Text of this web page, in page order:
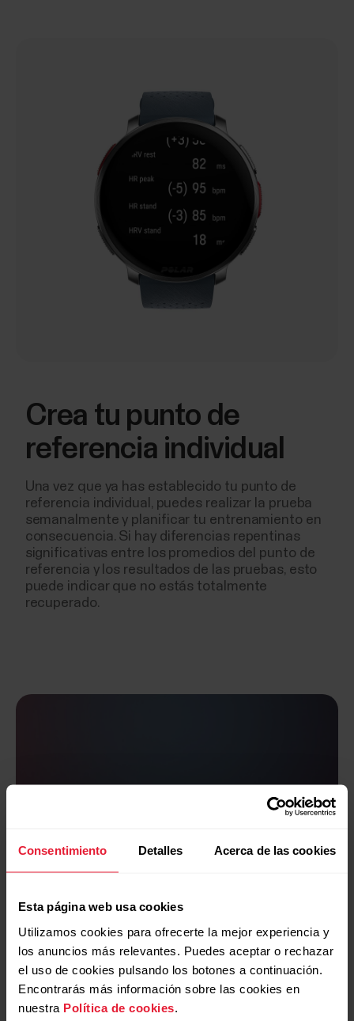
Consentimiento Detalles Acerca de las cookies
Esta página web usa cookies
Utilizamos cookies para ofrecerte la mejor experiencia y
los anuncios más relevantes. Puedes aceptar o rechazar
el uso de cookies pulsando los botones a continuación.
Encontrarás más información sobre las cookies en
nuestra Política de cookies
Crea tu punto de
referencia individual
Una vez que ya has establecido tu punto de
referencia individual, puedes realizar la prueba
semanalmente y planificar tu entrenamiento en
consecuencia. Si hay diferencias repentinas
significativas entre los promedios del punto de
referencia y los resultados de las pruebas, esto
puede indicar que no estás totalmente
recuperado.
La ciencia
Las mediciones de la variabilidad de la
frecuencia cardíaca (VFC) son
mediciones de estrés aceptadas
científicamente. Teniendo en cuenta que
las respuestas de tu corazón son
individuales y pueden deberse a distintos
factores, te recomendamos que eches